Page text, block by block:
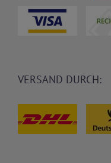
VERSAND DURCH: